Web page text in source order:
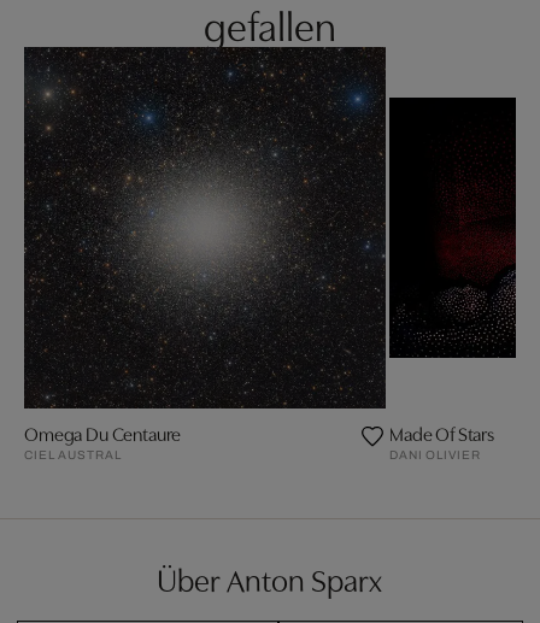
gefallen
Omega Du Centaure
CIEL AUSTRAL
Made Of Stars
DANI OLIVIER
Über Anton Sparx